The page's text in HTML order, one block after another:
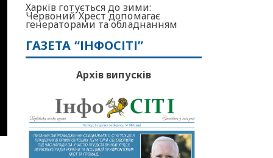
Харків готується до зими:
Червоний Хрест допомагає
генераторами та обладнанням
ГАЗЕТА “ІНФОСІТІ”
Архів випусків